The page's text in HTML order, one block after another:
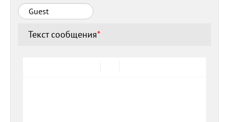
Текст сообщения*